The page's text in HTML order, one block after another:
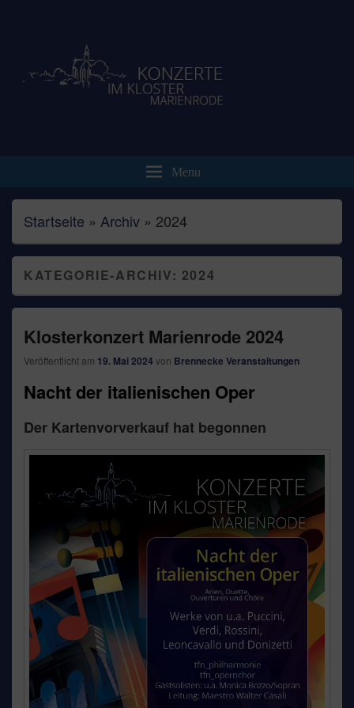
Brennecke-Veranstaltungen.de
Menu
Startseite » Archiv » 2024
KATEGORIE-ARCHIV: 2024
Klosterkonzert Marienrode 2024
Veröffentlicht am 19. Mai 2024 von Brennecke Veranstaltungen
Nacht der italienischen Oper
Der Kartenvorverkauf hat begonnen